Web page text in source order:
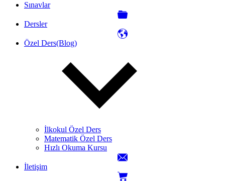
Sınavlar
Dersler
Özel Ders(Blog)
İlkokul Özel Ders
Matematik Özel Ders
Hızlı Okuma Kursu
İletişim